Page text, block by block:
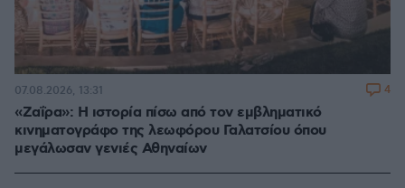
«Ζαΐρα»: Η ιστορία πίσω από τον εμβληματικό
κινηματογράφο της λεωφόρου Γαλατσίου όπου
μεγάλωσαν γενιές Αθηναίων
07.08.2026, 13:31 4